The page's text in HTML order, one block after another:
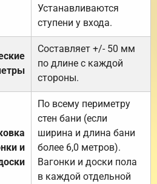
Устанавливаются
ступени у входа.
Составляет +/- 50 мм
по длине с каждой
стороны.
и
По всему периметру
стен бани (если
ширина и длина бани
более 6,0 метров).
Вагонки и доски пола
в каждой отдельной